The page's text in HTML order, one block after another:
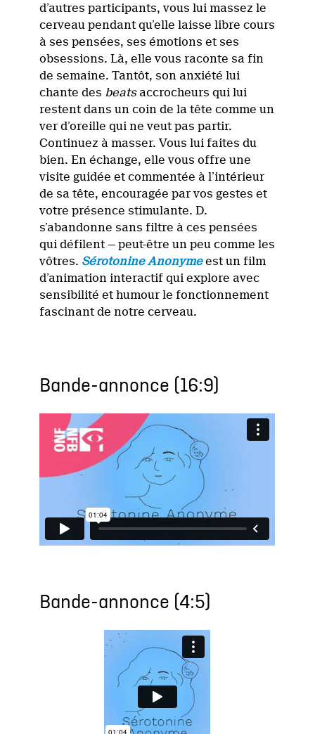
d’autres participants, vous lui massez le
cerveau pendant qu’elle laisse libre cours
à ses pensées, ses émotions et ses
obsessions. Là, elle vous raconte sa fin
de semaine. Tantôt, son anxiété lui
chante des beatsaccrocheurs qui lui
restent dans un coin de la tête comme un
ver d’oreille qui ne veut pas partir.
Continuez à masser. Vous lui faites du
bien. En échange, elle vous offre une
visite guidée et commentée à l’intérieur
de sa tête, encouragée par vos gestes et
votre présence stimulante. D.
s’abandonne sans filtre à ces pensées
qui défilent — peut-être un peu comme les
vôtres. Sérotonine Anonymeest un film
d’animation interactif qui explore avec
sensibilité et humour le fonctionnement
fascinant de notre cerveau.
Bande-annonce (16:9)
Bande-annonce (4:5)